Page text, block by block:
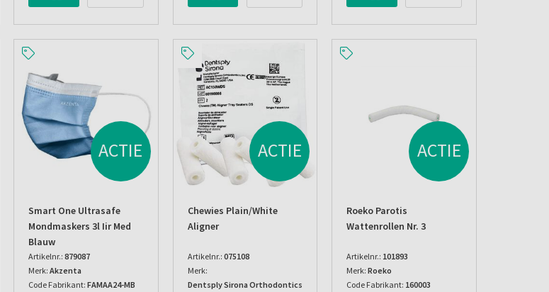
ACTIE
Smart One Ultrasafe
Mondmaskers 3l Iir Med
Blauw
Artikelnr.: 879087
Merk: Akzenta
Code Fabrikant: FAMAA24-MB
ACTIE
Chewies Plain/white
Aligner
Artikelnr.: 075108
Merk:
Dentsply Sirona Orthodontics
ACTIE
Roeko Parotis
Wattenrollen Nr. 3
Artikelnr.: 101893
Merk: Roeko
Code Fabrikant: 160003